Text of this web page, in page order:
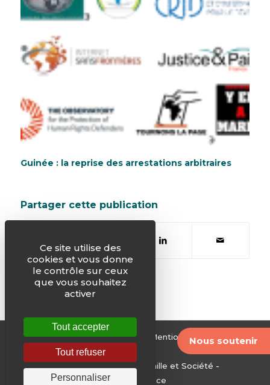
Nous soutenir
Guinée : la reprise des arrestations arbitraires
Partager cette publication
© Justice & Paix -Plan du site Mentions légales
Edité par le Service National Famille et Société -
Conférence des évêques de France
Ce site utilise des
cookies et vous donne
le contrôle sur ceux
que vous souhaitez
activer
Tout accepter
Tout refuser
Personnaliser